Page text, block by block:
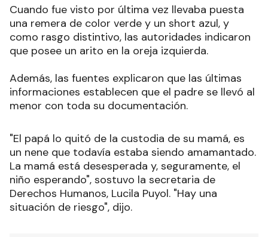
Cuando fue visto por última vez llevaba puesta
una remera de color verde y un short azul, y
como rasgo distintivo, las autoridades indicaron
que posee un arito en la oreja izquierda.
Además, las fuentes explicaron que las últimas
informaciones establecen que el padre se llevó al
menor con toda su documentación.
"El papá lo quitó de la custodia de su mamá, es
un nene que todavía estaba siendo amamantado.
La mamá está desesperada y, seguramente, el
niño esperando", sostuvo la secretaria de
Derechos Humanos, Lucila Puyol. "Hay una
situación de riesgo", dijo.